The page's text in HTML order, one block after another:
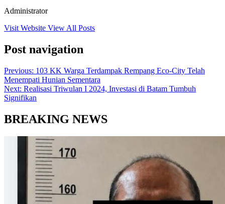
Administrator
Visit Website View All Posts
Post navigation
Previous: 103 KK Warga Terdampak Rempang Eco-City Telah
Menempati Hunian Sementara
Next: Realisasi Triwulan I 2024, Investasi di Batam Tumbuh
Signifikan
BREAKING NEWS